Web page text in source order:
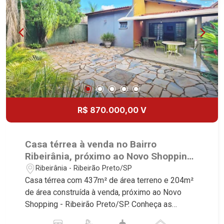
Maria, Baraúna Residencial, Villa de Buenos Aires,
Magnólias, Vila do Golfe, Vila Verde, Country
Village, San Remo, Residencial Jardim Canadá,
Torino, Città di Positano, San Diego, Quinta da
Alvorada, Monte Rey, Garden Villa e Quinta do
Golfe. Avenida João Fiúsa, 1051 - Alto da Boa
Vista | Ribeirão Preto.
R$ 870.000,00 V
Casa térrea à venda no Bairro
Ribeirânia, próximo ao Novo Shopping -
Ribeirão Preto/SP.
Ribeirânia - Ribeirão Preto/SP
Casa térrea com 437m² de área terreno e 204m²
de área construída à venda, próximo ao Novo
Shopping - Ribeirão Preto/SP. Conheça as